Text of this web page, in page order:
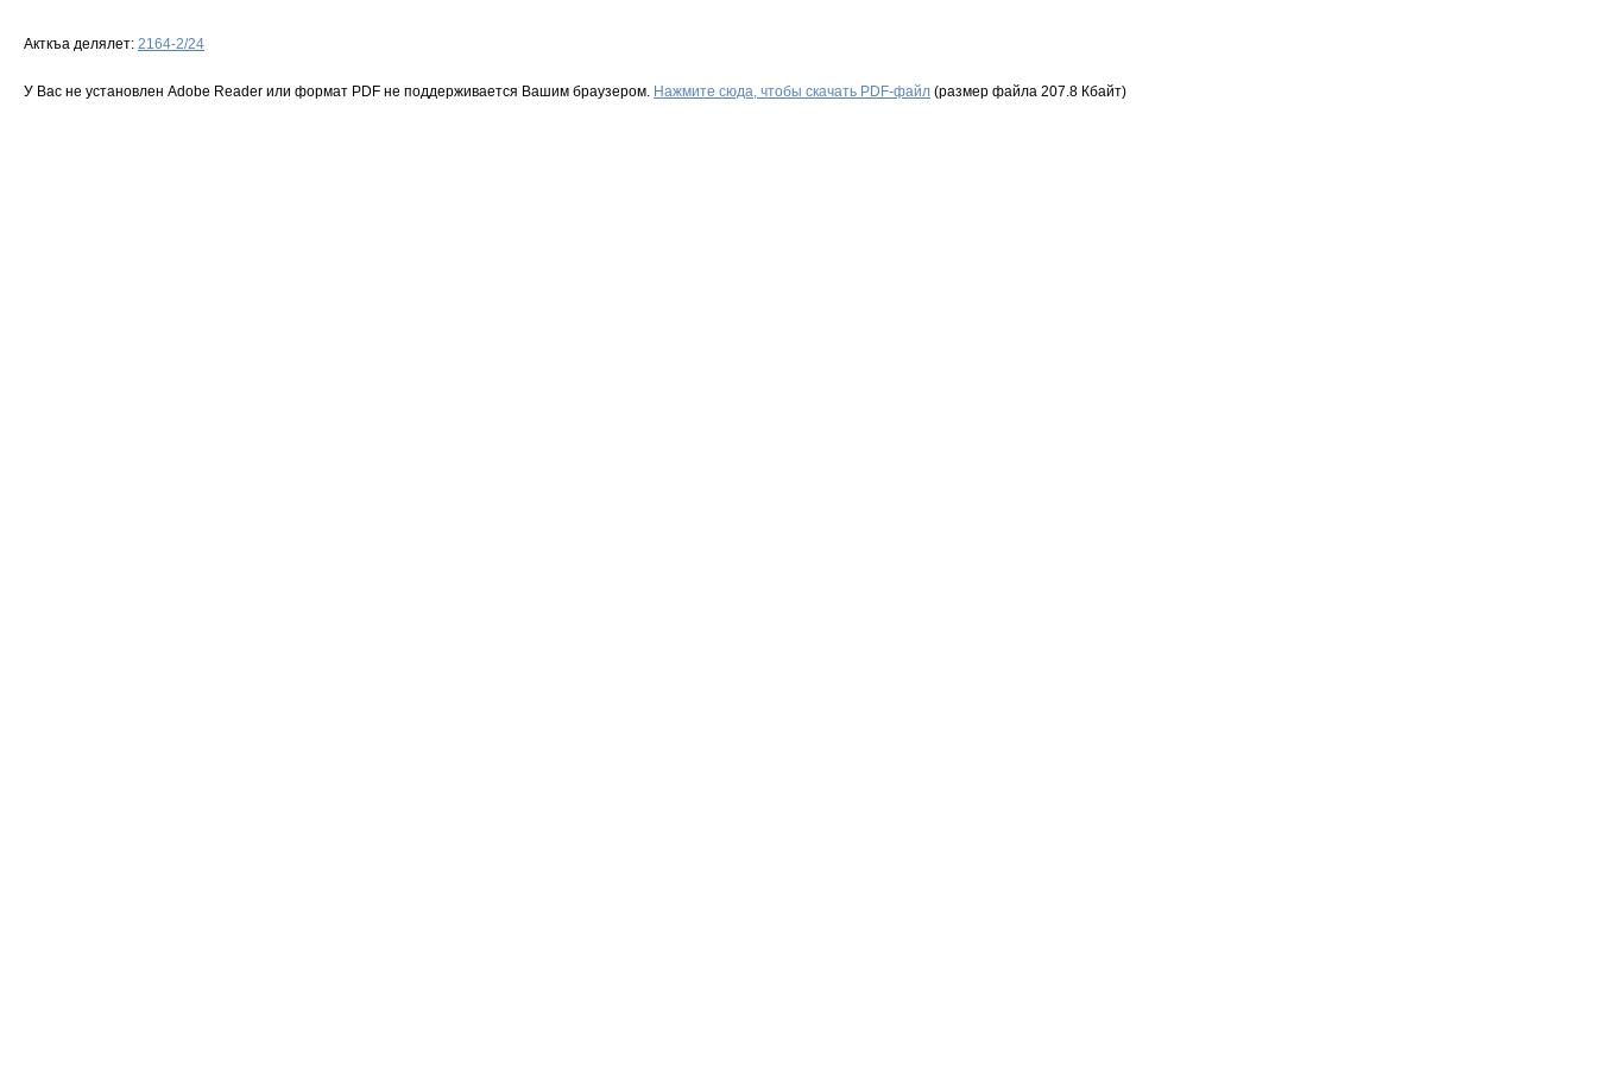
Акткъа делялет: 2164-2/24
У Вас не установлен Adobe Reader или формат PDF не поддерживается Вашим браузером. Нажмите сюда, чтобы скачать PDF-файл (размер файла 207.8 Кбайт)